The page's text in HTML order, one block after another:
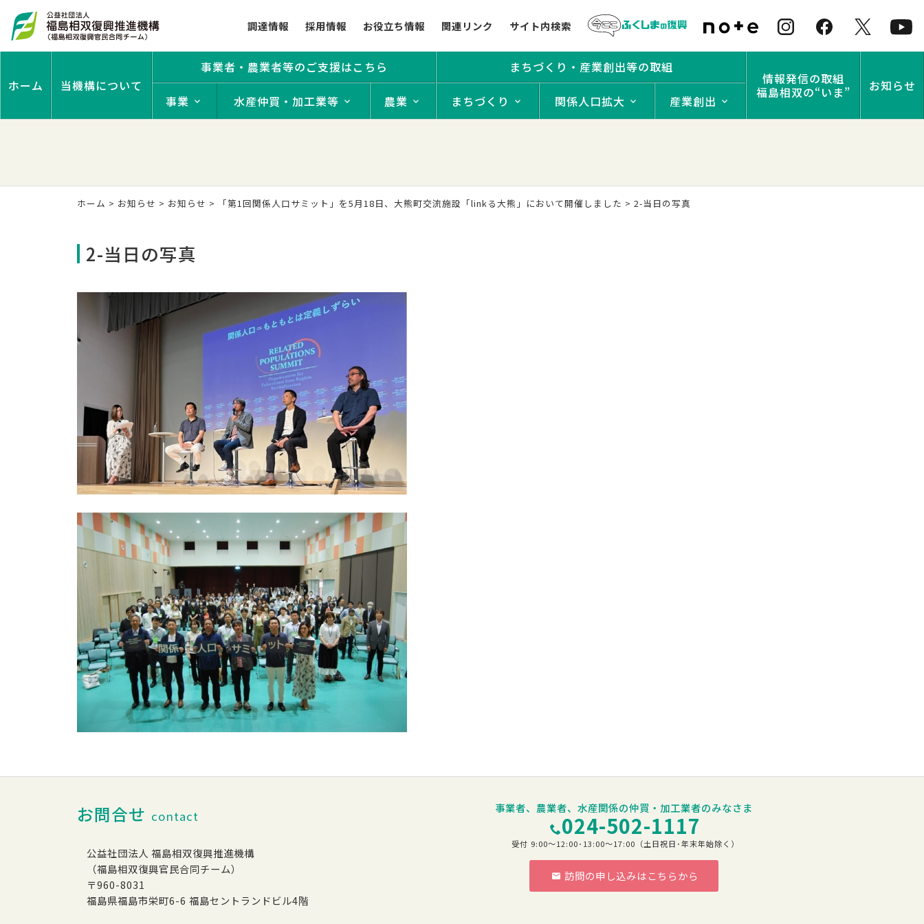
調達情報 採用情報 お役立ち情報 関連リンク サイト内検索
ホーム 当機構について
事業者・農業者等のご支援はこちら
事業 水産仲買・加工業等 農業
まちづくり・産業創出等の取組
まちづくり 関係人口拡大 産業創出
情報発信の取組
福島相双の“いま”
お知らせ
ホーム > お知らせ > お知らせ > 「第1回関係人口サミット」を5月18日、大熊町交流施設「linkる大熊」において開催しました > 2-当日の写真
2-当日の写真
お問合せ contact
公益社団法人 福島相双復興推進機構
（福島相双復興官民合同チーム）
〒960-8031
福島県福島市栄町6-6 福島セントランドビル4階
事業者、農業者、水産関係の仲買・加工業者のみなさま
024-502-1117
受付 9:00～12:00･13:00～17:00（土日祝日･年末年始除く）
訪問の申し込みはこちらから